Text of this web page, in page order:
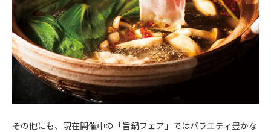
その他にも、現在開催中の「旨鍋フェア」ではバラエティ豊かな